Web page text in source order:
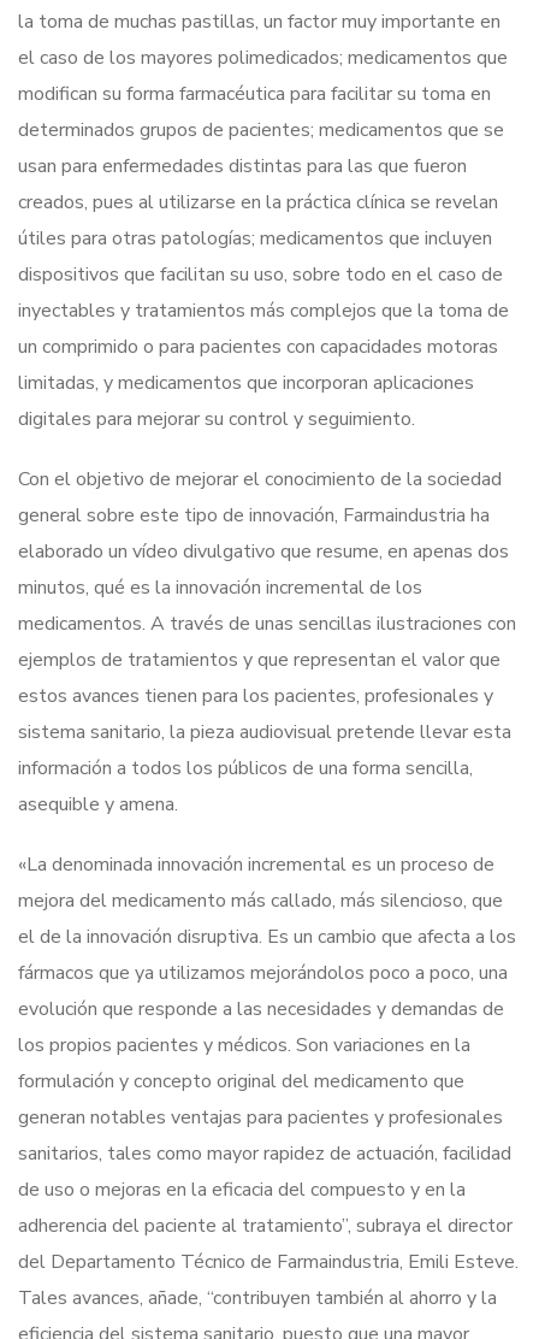
la toma de muchas pastillas, un factor muy importante en
el caso de los mayores polimedicados; medicamentos que
modifican su forma farmacéutica para facilitar su toma en
determinados grupos de pacientes; medicamentos que se
usan para enfermedades distintas para las que fueron
creados, pues al utilizarse en la práctica clínica se revelan
útiles para otras patologías; medicamentos que incluyen
dispositivos que facilitan su uso, sobre todo en el caso de
inyectables y tratamientos más complejos que la toma de
un comprimido o para pacientes con capacidades motoras
limitadas, y medicamentos que incorporan aplicaciones
digitales para mejorar su control y seguimiento.
Con el objetivo de mejorar el conocimiento de la sociedad
general sobre este tipo de innovación, Farmaindustria ha
elaborado un vídeo divulgativo que resume, en apenas dos
minutos, qué es la innovación incremental de los
medicamentos. A través de unas sencillas ilustraciones con
ejemplos de tratamientos y que representan el valor que
estos avances tienen para los pacientes, profesionales y
sistema sanitario, la pieza audiovisual pretende llevar esta
información a todos los públicos de una forma sencilla,
asequible y amena.
«La denominada innovación incremental es un proceso de
mejora del medicamento más callado, más silencioso, que
el de la innovación disruptiva. Es un cambio que afecta a los
fármacos que ya utilizamos mejorándolos poco a poco, una
evolución que responde a las necesidades y demandas de
los propios pacientes y médicos. Son variaciones en la
formulación y concepto original del medicamento que
generan notables ventajas para pacientes y profesionales
sanitarios, tales como mayor rapidez de actuación, facilidad
de uso o mejoras en la eficacia del compuesto y en la
adherencia del paciente al tratamiento”, subraya el director
del Departamento Técnico de Farmaindustria, Emili Esteve.
Tales avances, añade, “contribuyen también al ahorro y la